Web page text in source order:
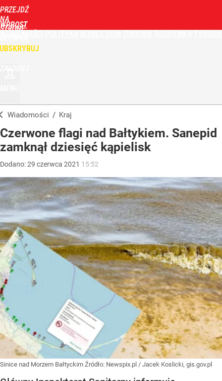
PRZEJDŹ
NA
STRONĘ
WPROST
Wiadomości / Kraj
Czerwone flagi nad Bałtykiem. Sanepid
zamknął dziesięć kąpielisk
Dodano:29 czerwca 2021 15:52
Sinice nad Morzem Bałtyckim Źródło: Newspix.pl / Jacek Koslicki, gis.gov.pl